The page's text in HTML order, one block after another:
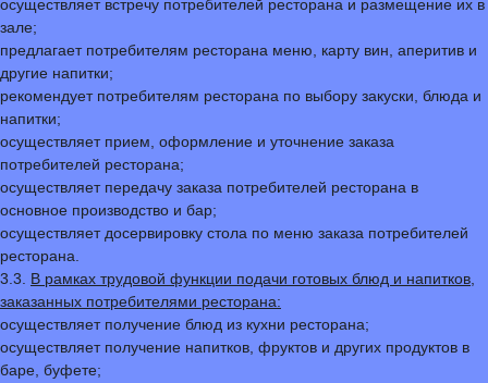
осуществляет встречу потребителей ресторана и размещение их в
зале;
предлагает потребителям ресторана меню, карту вин, аперитив и
другие напитки;
рекомендует потребителям ресторана по выбору закуски, блюда и
напитки;
осуществляет прием, оформление и уточнение заказа
потребителей ресторана;
осуществляет передачу заказа потребителей ресторана в
основное производство и бар;
осуществляет досервировку стола по меню заказа потребителей
ресторана.
3.3. В рамках трудовой функции подачи готовых блюд и напитков,
заказанных потребителями ресторана:
осуществляет получение блюд из кухни ресторана;
осуществляет получение напитков, фруктов и других продуктов в
баре, буфете;